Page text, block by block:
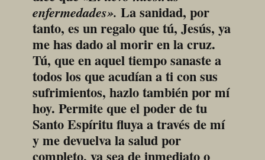
enfermedades». La sanidad, por
tanto, es un regalo que tú, Jesús, ya
me has dado al morir en la cruz.
Tú, que en aquel tiempo sanaste a
todos los que acudían a ti con sus
sufrimientos, hazlo también por mí
hoy. Permite que el poder de tu
Santo Espíritu fluya a través de mí
y me devuelva la salud por